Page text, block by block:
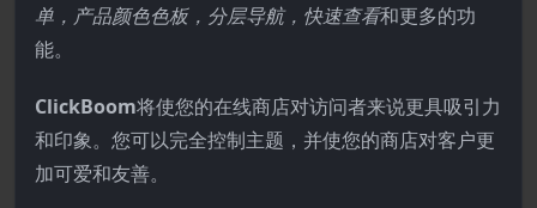
单，产品颜色色板，分层导航，快速查看和更多的功
能。
ClickBoom将使您的在线商店对访问者来说更具吸引力
和印象。您可以完全控制主题，并使您的商店对客户更
加可爱和友善。